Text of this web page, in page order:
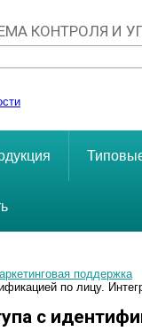
КОНТРОЛЯ И
поддержка
по лицу.
с